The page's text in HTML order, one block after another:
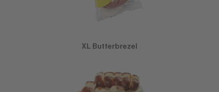
XL Butterbrezel